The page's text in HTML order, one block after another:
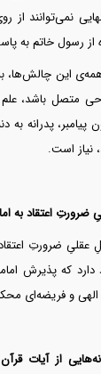
نمی‌توانند از
از رسول خاتم به
همه‌ی این
متصل باشد، علم
پدرانه
نیاز است.
ضرورتِ اعتقاد به
عقلیِ ضرورتِ
که پذیرش
و فریضه‌‌‌‌‌ای
از آیات